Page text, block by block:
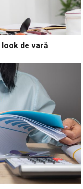
look de vară